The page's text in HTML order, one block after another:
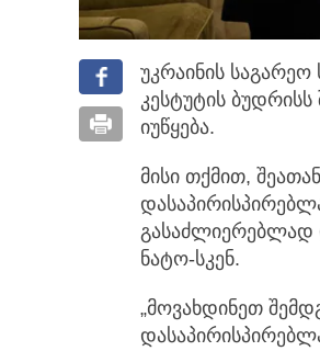
უკრაინის
კესტუტის ბუდრისს
იუწყება.
მისი თქმით,
გასაძლიერებლად
ნატო-სკენ.
„მოვახდინეთ